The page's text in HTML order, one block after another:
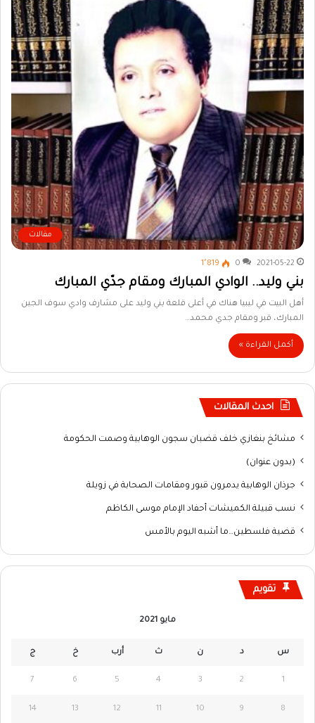
مقالات
2021-05-22
0 1٬819
بني وليد.. الوادي المبارك ومقام جدّي المبارك
أهل البيت في ليبيا هناك في أعلى قلعة بني وليد على مشارف وادي سوف الجين
المبارك، قبر ومقام جدي محمد…
أكمل القراءة »
احدث المقالات
مشائخ بنغازي خلف قضبان سجون الوهابية وصمت الحكومة
(بدون عنوان)
جرذان الوهابية يدمرون قبور ومقامات الصحابة في زويلة
نسب قبيلة الكميشات أحفاد الإمام موسى الكاظم
قضية فلسطين…ما أشبه اليوم بالأمس
تقويم
مايو 2021
س د ن ث أرب خ ج
1
2
3
4
5
6
7
8
9
10
11
12
13
14